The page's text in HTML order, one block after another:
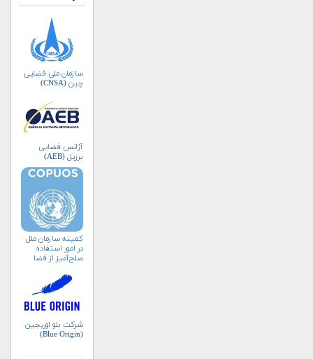
سازمان ملی فضایی
چین (CNSA)
آژانس فضایی
برزیل (AEB)
کمیته سازمان ملل
در امور استفاده
صلح‌آمیز از فضا
شرکت بلو اوریجین
(Blue Origin)